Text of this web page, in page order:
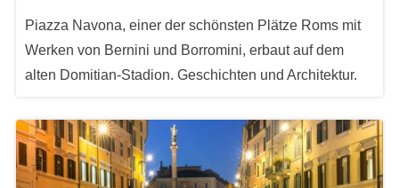
Piazza Navona, einer der schönsten Plätze Roms mit
Werken von Bernini und Borromini, erbaut auf dem
alten Domitian-Stadion. Geschichten und Architektur.